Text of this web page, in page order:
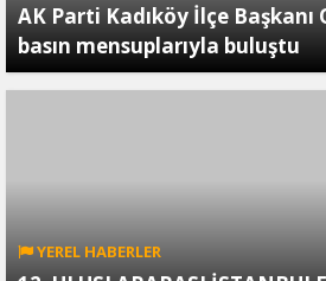
AK Parti Kadıköy İlçe Başkanı
basın mensuplarıyla buluştu
YEREL HABERLER